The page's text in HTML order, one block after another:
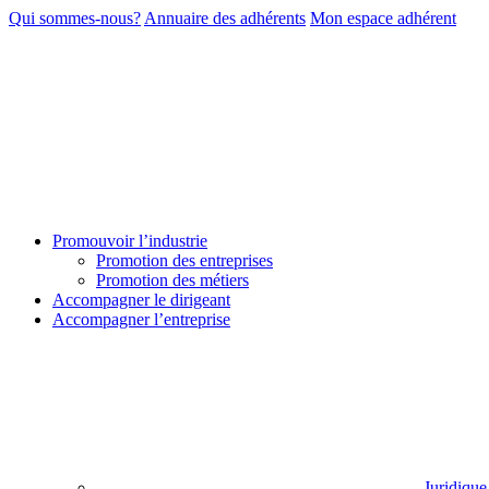
Qui sommes-nous? Annuaire des adhérents Mon espace adhérent
Promouvoir l’industrie
Promotion des entreprises
Promotion des métiers
Accompagner le dirigeant
Accompagner l’entreprise